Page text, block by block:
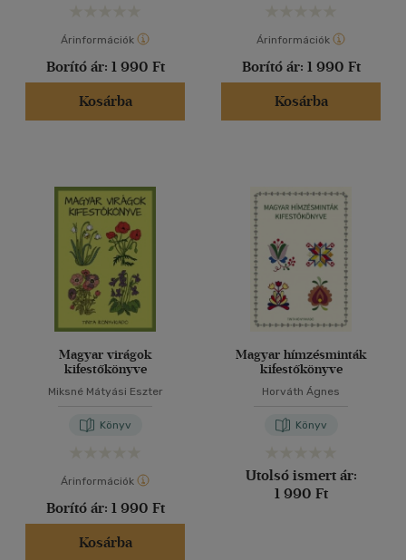
Árinformációk
Borító ár: 1 990 Ft
Kosárba
Árinformációk
Borító ár: 1 990 Ft
Kosárba
Magyar virágok
kifestőkönyve
Miksné Mátyási Eszter
Könyv
Árinformációk
Borító ár: 1 990 Ft
Kosárba
Magyar hímzésminták
kifestőkönyve
Horváth Ágnes
Könyv
Utolsó ismert ár:
1 990 Ft